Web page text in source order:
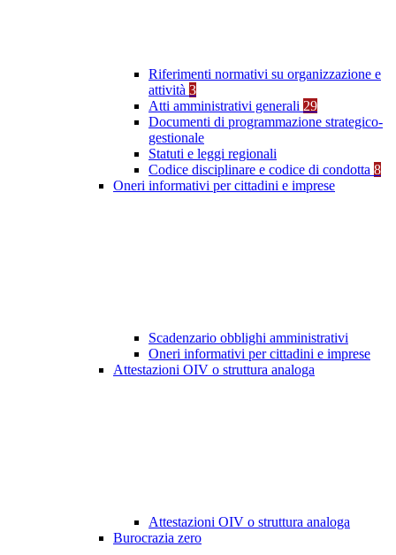
Riferimenti normativi su organizzazione e
attività 3
Atti amministrativi generali 29
Documenti di programmazione strategico-
gestionale
Statuti e leggi regionali
Codice disciplinare e codice di condotta 8
Oneri informativi per cittadini e imprese
Scadenzario obblighi amministrativi
Oneri informativi per cittadini e imprese
Attestazioni OIV o struttura analoga
Attestazioni OIV o struttura analoga
Burocrazia zero